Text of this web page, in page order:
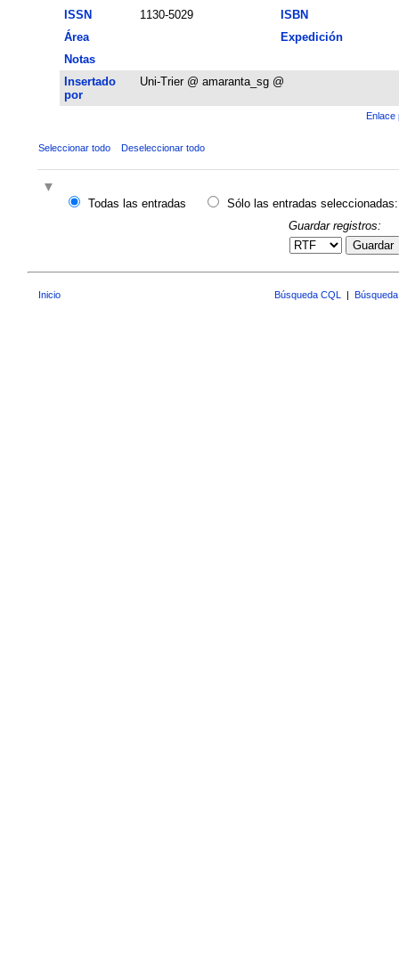
ISSN
1130-5029
ISBN
Área
Expedición
Notas
Insertado
por
Uni-Trier @ amaranta_sg @
Enlace
Seleccionar todo Deseleccionar todo
Todas las entradas
Sólo las entradas seleccionadas:
Guardar registros:
Guardar
Inicio Búsqueda CQL